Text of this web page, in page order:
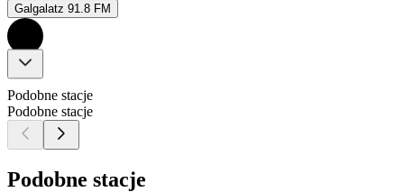
Galgalatz 91.8 FM
Podobne stacje
Podobne stacje
Podobne stacje